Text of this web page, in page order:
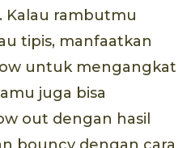
Kalau rambutmu
tipis, manfaatkan
untuk mengangkat
juga bisa
out dengan hasil
bouncy dengan cara